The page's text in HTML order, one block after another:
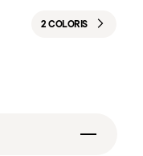
2 COLORIS